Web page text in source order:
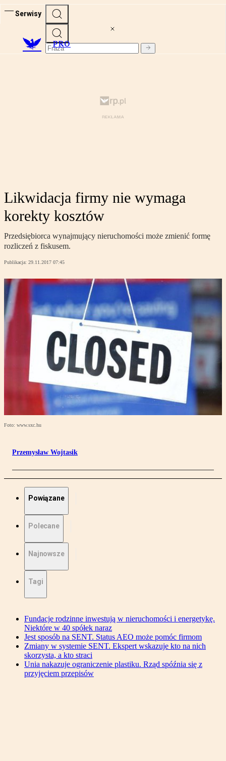
Serwisy
PRO
Likwidacja firmy nie wymaga
korekty kosztów
Przedsiębiorca wynajmujący nieruchomości może zmienić formę
rozliczeń z fiskusem.
Publikacja: 29.11.2017 07:45
Foto: www.sxc.hu
Przemysław Wojtasik
Powiązane
Polecane
Najnowsze
Tagi
Fundacje rodzinne inwestują w nieruchomości i energetykę.
Niektóre w 40 spółek naraz
Jest sposób na SENT. Status AEO może pomóc firmom
Zmiany w systemie SENT. Ekspert wskazuje kto na nich
skorzysta, a kto straci
Unia nakazuje ograniczenie plastiku. Rząd spóźnia się z
przyjęciem przepisów